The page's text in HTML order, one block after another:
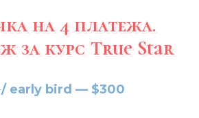
на 4 платежа.
за курс True Star
/ early bird — $300